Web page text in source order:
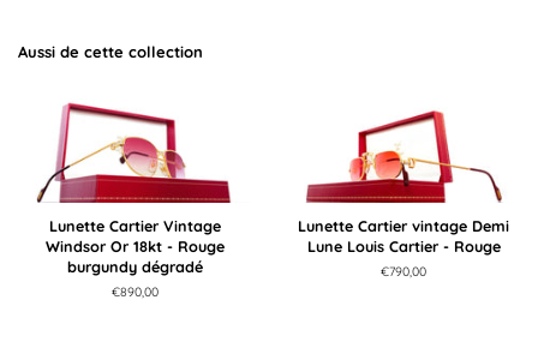
Aussi de cette collection
Lunette Cartier Vintage
Windsor Or 18kt - Rouge
burgundy dégradé
Prix
€890,00
Lunette Cartier vintage Demi
Lune Louis Cartier - Rouge
Prix
€790,00